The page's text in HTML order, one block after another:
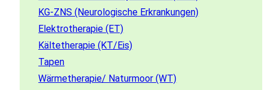
KG-ZNS (Neurologische Erkrankungen)
Elektrotherapie (ET)
Kältetherapie (KT/Eis)
Tapen
Wärmetherapie/ Naturmoor (WT)